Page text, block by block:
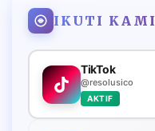
IKUTI KAMI
TikTok
@resolusico
AKTIF